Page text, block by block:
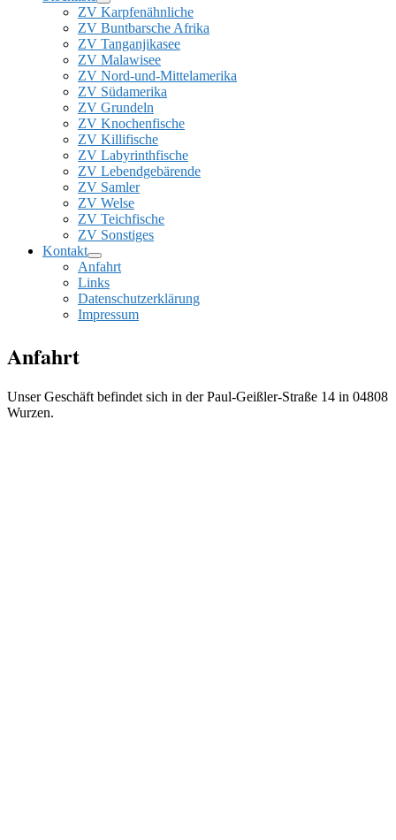
ZV Karpfenähnliche
ZV Buntbarsche Afrika
ZV Tanganjikasee
ZV Malawisee
ZV Nord-und-Mittelamerika
ZV Südamerika
ZV Grundeln
ZV Knochenfische
ZV Killifische
ZV Labyrinthfische
ZV Lebendgebärende
ZV Samler
ZV Welse
ZV Teichfische
ZV Sonstiges
Kontakt
Anfahrt
Links
Datenschutzerklärung
Impressum
Anfahrt
Unser Geschäft befindet sich in der Paul-Geißler-Straße 14 in 04808
Wurzen.